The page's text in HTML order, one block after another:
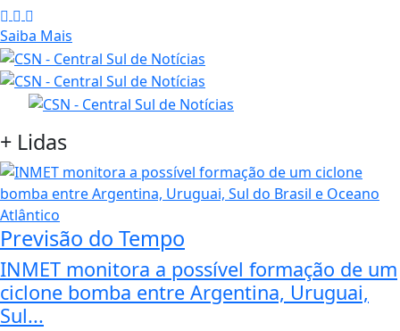
Saiba Mais
+ Lidas
Previsão do Tempo
INMET monitora a possível formação de um
ciclone bomba entre Argentina, Uruguai,
Sul...